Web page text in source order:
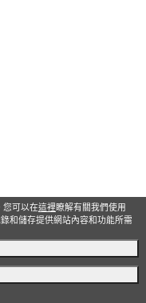
您可以在這裡瞭解有關我們使用
和儲存提供網站內容和功能所需